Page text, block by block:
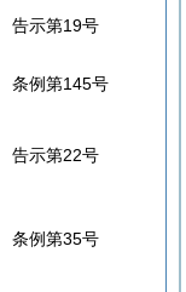
告示第19号
条例第145号
告示第22号
条例第35号